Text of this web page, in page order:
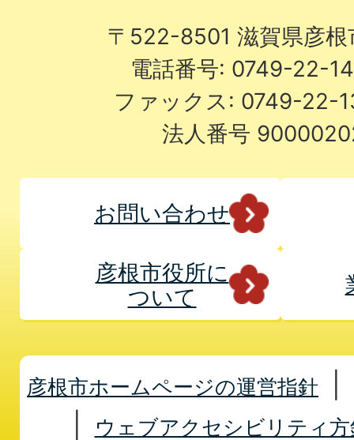
〒522-8501 滋賀県彦
電話番号: 0749-22-
ファックス: 0749-22-
法人番号
お問い合わせ
彦根市役所に
ついて
彦根市ホームページの運営指針
ウェブアクセシビリティ方